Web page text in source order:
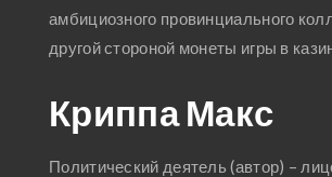
амбициозного провинциального
другой стороной монеты игры в
Криппа Макс
Политический деятель (автор) –